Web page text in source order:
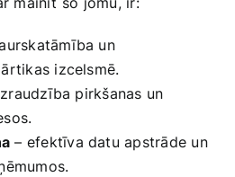
un
izcelsmē.
pirkšanas un
– efektīva datu apstrāde un